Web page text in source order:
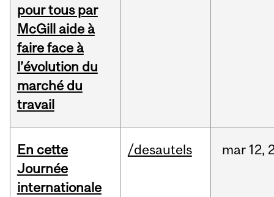
pour tous par
McGill aide à
faire face à
l’évolution du
marché du
travail
En cette
Journée
internationale
/desautels mar 12,